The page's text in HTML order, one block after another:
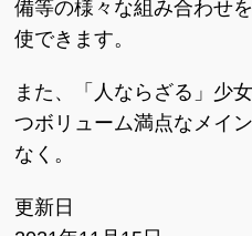
備等の様々な組み合わせ
使できます。
また、「人ならざる」少
つボリューム満点なメイ
なく。
更新日